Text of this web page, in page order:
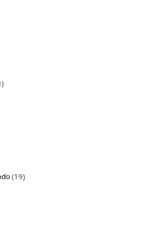
(19)